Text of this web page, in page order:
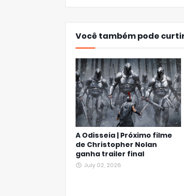
Você também pode
A Odisseia | Próximo filme
de Christopher Nolan
ganha trailer final
July 02, 2026